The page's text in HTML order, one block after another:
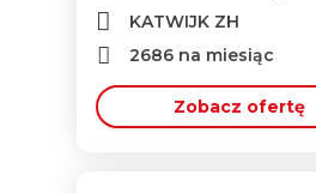
KATWIJK ZH
2686 na miesiąc
Zobacz ofertę